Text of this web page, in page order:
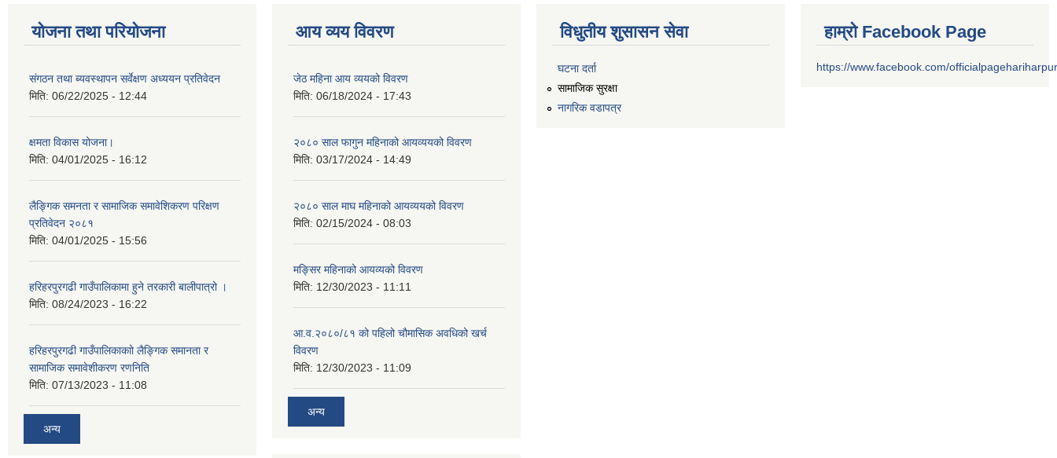
योजना तथा परियोजना
संगठन तथा ब्यवस्थापन सर्वेक्षण अध्ययन प्रतिवेदन
मिति: 06/22/2025 - 12:44
क्षमता विकास योजना।
मिति: 04/01/2025 - 16:12
लैङ्गिक समनता र सामाजिक समावेशिकरण परिक्षण
प्रतिवेदन २०८१
मिति: 04/01/2025 - 15:56
हरिहरपुरगढी गाउँपालिकामा हुने तरकारी बालीपात्रो ।
मिति: 08/24/2023 - 16:22
हरिहरपुरगढी गाउँपालिकाकाो लैङ्गिक समानता र
सामाजिक समावेशीकरण रणनिति
मिति: 07/13/2023 - 11:08
अन्य
आय व्यय विवरण
जेठ महिना आय व्ययको विवरण
मिति: 06/18/2024 - 17:43
२०८० साल फागुन महिनाको आयव्ययको विवरण
मिति: 03/17/2024 - 14:49
२०८० साल माघ महिनाको आयव्ययको विवरण
मिति: 02/15/2024 - 08:03
मङ्सिर महिनाको आयव्यको विवरण
मिति: 12/30/2023 - 11:11
आ.व.२०८०/८१ को पहिलो चौमासिक अवधिको खर्च
विवरण
मिति: 12/30/2023 - 11:09
अन्य
विधुतीय शुसासन सेवा
घटना दर्ता
सामाजिक सुरक्षा
नागरिक वडापत्र
हाम्रो Facebook Page
https://www.facebook.com/